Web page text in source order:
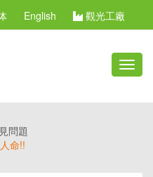
English 觀光工廠
切
選
問題
命!!